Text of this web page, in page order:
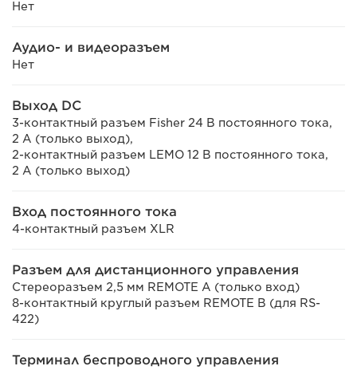
Нет
Аудио- и видеоразъем
Нет
Выход DC
3-контактный разъем Fisher 24 В постоянного тока,
2 А (только выход),
2-контактный разъем LEMO 12 В постоянного тока,
2 А (только выход)
Вход постоянного тока
4-контактный разъем XLR
Разъем для дистанционного управления
Стереоразъем 2,5 мм REMOTE A (только вход)
8-контактный круглый разъем REMOTE B (для RS-
422)
Терминал беспроводного управления